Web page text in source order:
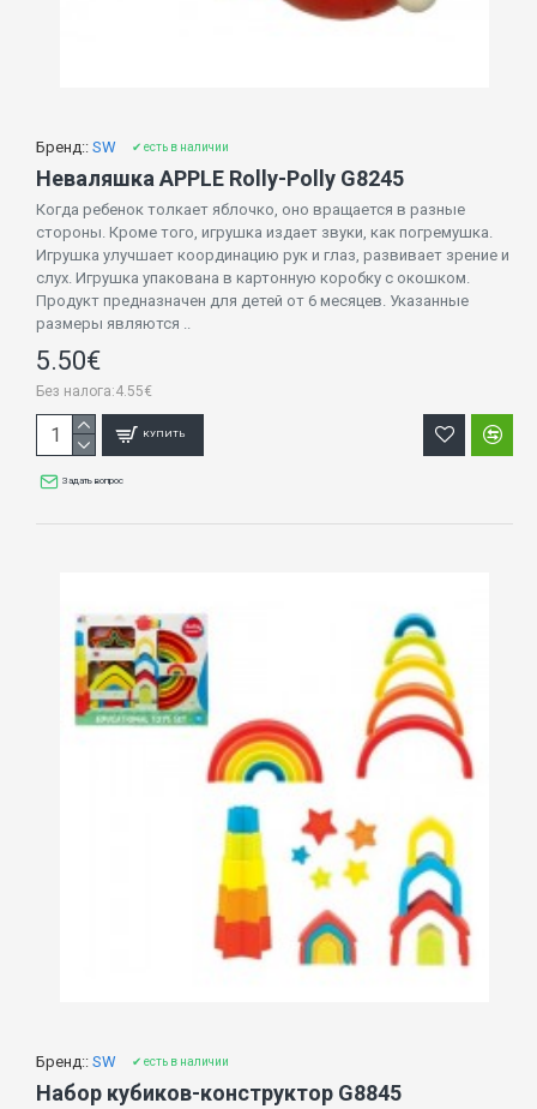
Бренд:: SW ✔ есть в наличии
Неваляшка APPLE Rolly-Polly G8245
Когда ребенок толкает яблочко, оно вращается в разные
стороны. Кроме того, игрушка издает звуки, как погремушка.
Игрушка улучшает координацию рук и глаз, развивает зрение и
слух. Игрушка упакована в картонную коробку с окошком.
Продукт предназначен для детей от 6 месяцев. Указанные
размеры являются ..
5.50€
Без налога:4.55€
КУПИТЬ
Задать вопрос
Бренд:: SW ✔ есть в наличии
Набор кубиков-конструктор G8845